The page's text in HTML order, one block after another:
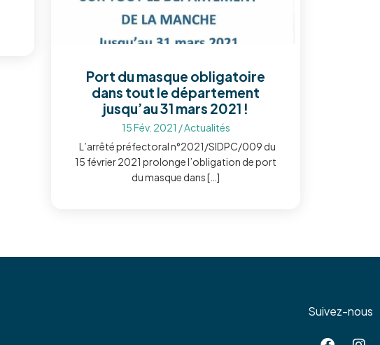
Port du masque obligatoire
dans tout le département
jusqu’au 31 mars 2021 !
15 Fév. 2021 /Actualités
L’arrêté préfectoral n°2021/SIDPC/009 du
15 février 2021 prolonge l’obligation de port
du masque dans […]
Suivez-nous